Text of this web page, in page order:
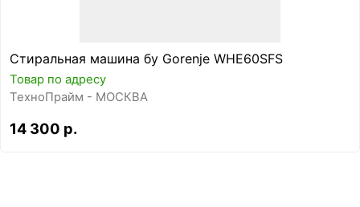
Стиральная машина бу Gorenje WHE60SFS
Товар по адресу
ТехноПрайм - МОСКВА
14 300 р.